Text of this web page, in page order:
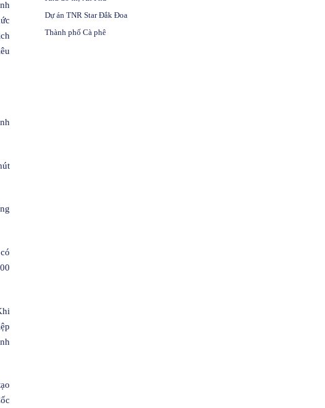
Dự án TNR Star Đắk Đoa
Thành phố Cà phê